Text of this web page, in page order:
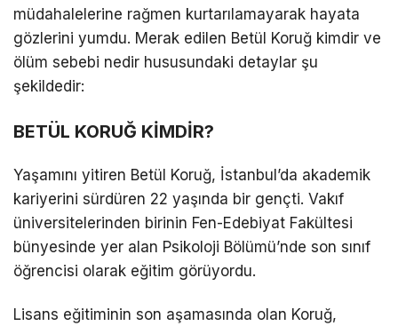
müdahalelerine rağmen kurtarılamayarak hayata
gözlerini yumdu. Merak edilen Betül Koruğ kimdir ve
ölüm sebebi nedir hususundaki detaylar şu
şekildedir:
BETÜL KORUĞ KİMDİR?
Yaşamını yitiren Betül Koruğ, İstanbul’da akademik
kariyerini sürdüren 22 yaşında bir gençti. Vakıf
üniversitelerinden birinin Fen-Edebiyat Fakültesi
bünyesinde yer alan Psikoloji Bölümü’nde son sınıf
öğrencisi olarak eğitim görüyordu.
Lisans eğitiminin son aşamasında olan Koruğ,